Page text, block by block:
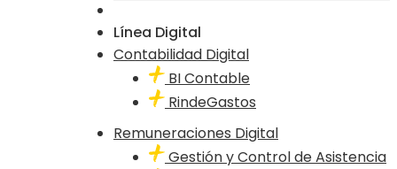
Línea Digital
Contabilidad Digital
BI Contable
RindeGastos
Remuneraciones Digital
Gestión y Control de Asistencia